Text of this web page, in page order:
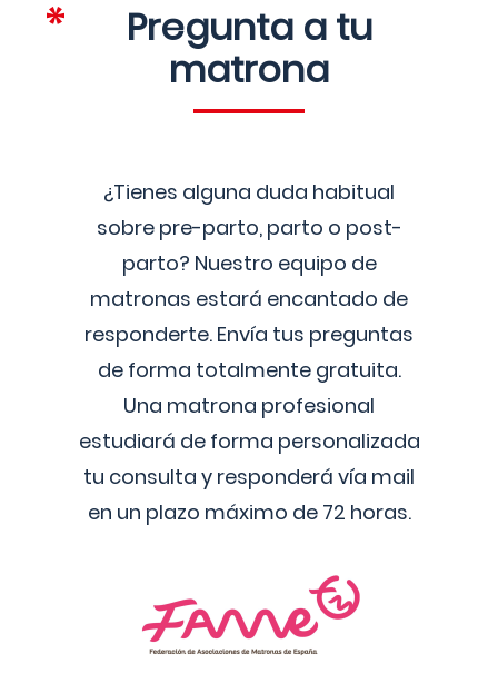
Pregunta a tu
matrona
¿Tienes alguna duda habitual
sobre pre-parto, parto o post-
parto? Nuestro equipo de
matronas estará encantado de
responderte. Envía tus preguntas
de forma totalmente gratuita.
Una matrona profesional
estudiará de forma personalizada
tu consulta y responderá vía mail
en un plazo máximo de 72 horas.